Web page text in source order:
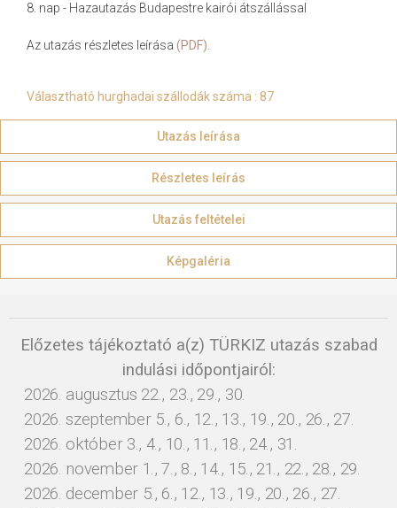
8. nap - Hazautazás Budapestre kairói átszállással
Az utazás részletes leírása (PDF)
Választható hurghadai szállodák száma : 87
Utazás leírása
Részletes leírás
Utazás feltételei
Képgaléria
Előzetes tájékoztató a(z) TÜRKIZ utazás szabad
indulási időpontjairól:
2026. augusztus 22., 23., 29., 30.
2026. szeptember 5., 6., 12., 13., 19., 20., 26., 27.
2026. október 3., 4., 10., 11., 18., 24., 31.
2026. november 1., 7., 8., 14., 15., 21., 22., 28., 29.
2026. december 5., 6., 12., 13., 19., 20., 26., 27.